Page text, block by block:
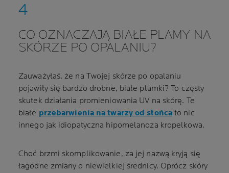
CO OZNACZAJĄ BIAŁE PLAMY NA
SKÓRZE PO OPALANIU?
Zauważyłaś, że na Twojej skórze po opalaniu
pojawiły się bardzo drobne, białe plamki? To częsty
skutek działania promieniowania UV na skórę. Te
białe przebarwienia na twarzy od słońcato nic
innego jak idiopatyczna hipomelanoza kropelkowa.
Choć brzmi skomplikowanie, za jej nazwą kryją się
łagodne zmiany o niewielkiej średnicy. Oprócz skóry